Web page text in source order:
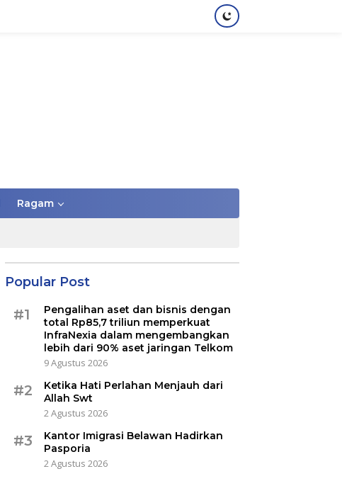
Ragam
Popular Post
#1
Pengalihan aset dan bisnis dengan
total Rp85,7 triliun memperkuat
InfraNexia dalam mengembangkan
lebih dari 90% aset jaringan Telkom
9 Agustus 2026
#2
Ketika Hati Perlahan Menjauh dari
Allah Swt
2 Agustus 2026
#3
Kantor Imigrasi Belawan Hadirkan
Pasporia
2 Agustus 2026